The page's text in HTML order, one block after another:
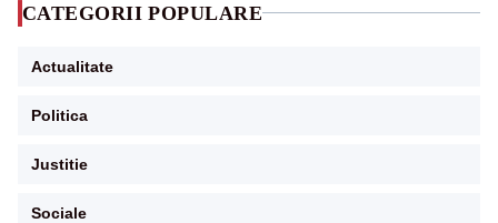
CATEGORII POPULARE
Actualitate
Politica
Justitie
Sociale